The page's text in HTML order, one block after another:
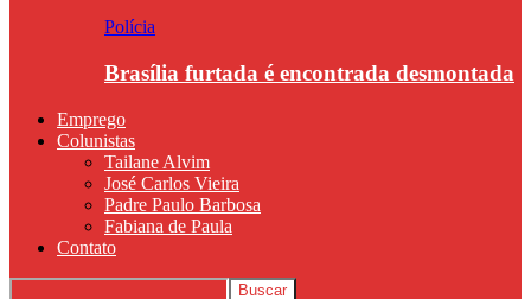
Polícia
Brasília furtada é encontrada desmontada
Emprego
Colunistas
Tailane Alvim
José Carlos Vieira
Padre Paulo Barbosa
Fabiana de Paula
Contato